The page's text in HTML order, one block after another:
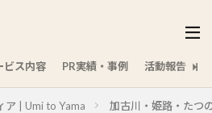
ビス内容 PR実績・事例 活動報告
ア | Umi to Yama 加古川・姫路・たつ